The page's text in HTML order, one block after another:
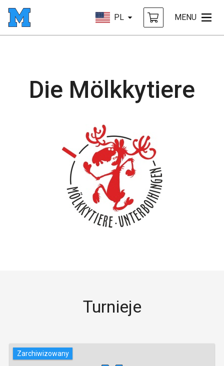
PL MENU
Die Mölkkytiere
Turnieje
Zarchiwizowany